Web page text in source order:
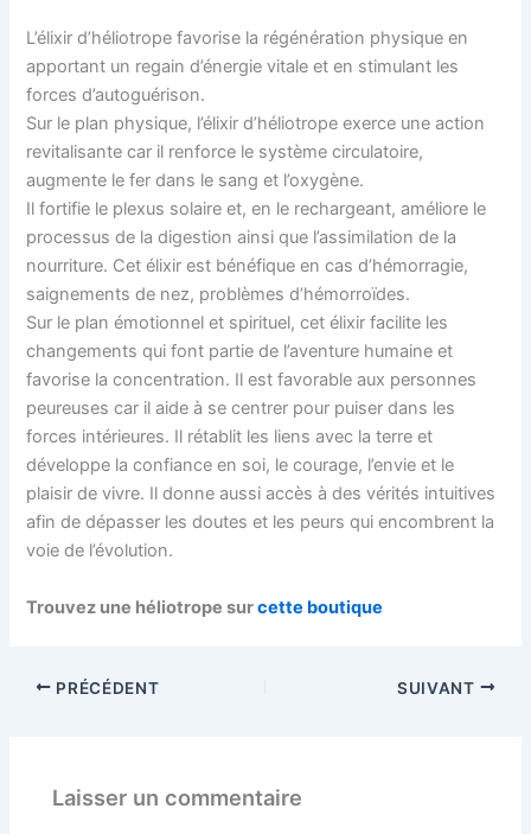
L’élixir d’héliotrope favorise la régénération physique en
apportant un regain d’énergie vitale et en stimulant les
forces d’autoguérison.
Sur le plan physique, l’élixir d’héliotrope exerce une action
revitalisante car il renforce le système circulatoire,
augmente le fer dans le sang et l’oxygène.
Il fortifie le plexus solaire et, en le rechargeant, améliore le
processus de la digestion ainsi que l’assimilation de la
nourriture. Cet élixir est bénéfique en cas d’hémorragie,
saignements de nez, problèmes d’hémorroïdes.
Sur le plan émotionnel et spirituel, cet élixir facilite les
changements qui font partie de l’aventure humaine et
favorise la concentration. Il est favorable aux personnes
peureuses car il aide à se centrer pour puiser dans les
forces intérieures. Il rétablit les liens avec la terre et
développe la confiance en soi, le courage, l’envie et le
plaisir de vivre. Il donne aussi accès à des vérités intuitives
afin de dépasser les doutes et les peurs qui encombrent la
voie de l’évolution.
Trouvez une héliotrope surcette boutique
PRÉCÉDENT SUIVANT
Laisser un commentaire